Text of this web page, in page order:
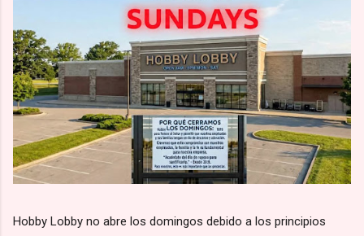
Hobby Lobby no abre los domingos debido a los principios